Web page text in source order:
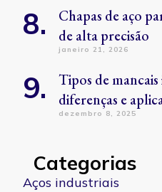
Chapas de aço
de alta precisão
janeiro 21, 2026
Tipos de
diferenças e
dezembro 8, 2025
Categorias
Aços industriais